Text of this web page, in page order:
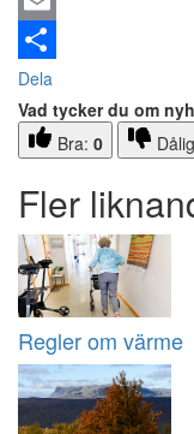
Email
Dela
Vad tycker du om
Bra: 0
Fler
Regler om värme